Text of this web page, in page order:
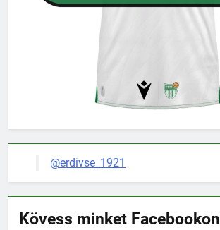
@erdivse_1921
Kövess minket Facebookon